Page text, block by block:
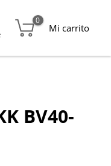
0
Mi carrito
BV40-